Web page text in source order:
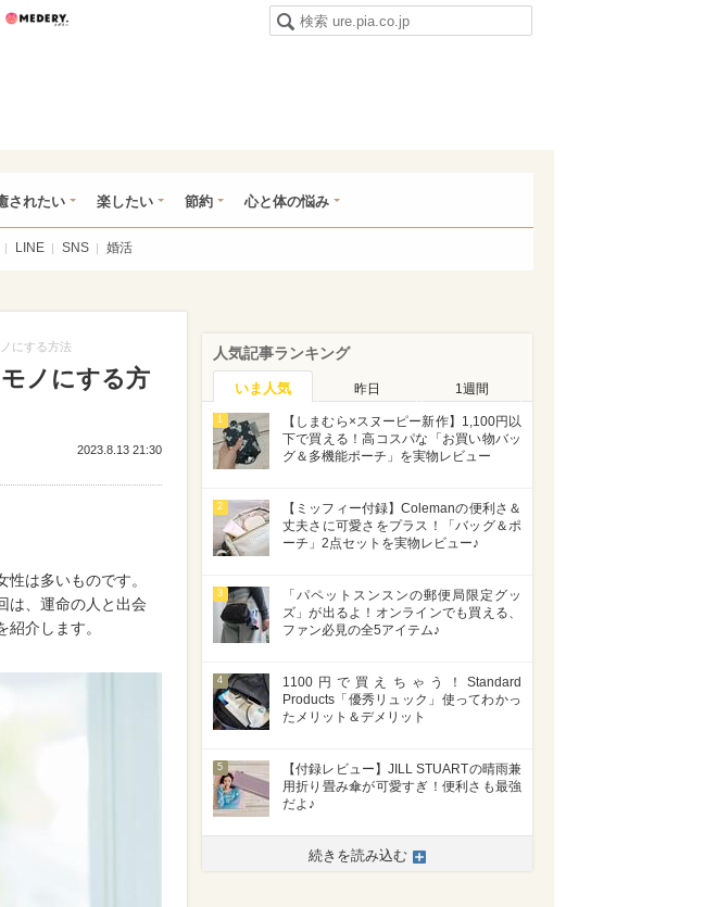
うまい肉
されたい 楽したい 節約 心と体の悩み
LINE SNS 婚活
にする方法
ノにする方
2023.8.13 21:30
は多いものです。
は、運命の人と出会
介します。
人気記事ランキング
いま人気 昨日 1週間
1
【しまむら×スヌーピー新作】1,100円以
下で買える！高コスパな「お買い物バッ
グ＆多機能ポーチ」を実物レビュー
2
【ミッフィー付録】Colemanの便利さ＆
丈夫さに可愛さをプラス！「バッグ＆ポ
ーチ」2点セットを実物レビュー♪
3
「パペットスンスンの郵便局限定グッ
ズ」が出るよ！オンラインでも買える、
ファン必見の全5アイテム♪
4
1100円で買えちゃう！Standard
Products「優秀リュック」使ってわかっ
たメリット＆デメリット
5
【付録レビュー】JILL STUARTの晴雨兼
用折り畳み傘が可愛すぎ！便利さも最強
だよ♪
続きを読み込む